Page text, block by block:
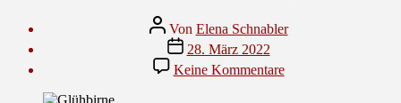
Beitragsautor
Von Elena Schnabler
Veröffentlichungsdatum
28. März 2022
Keine Kommentarezu
Vorbereitung